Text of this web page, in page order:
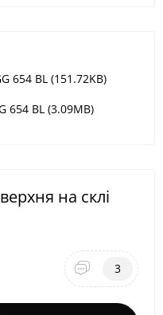
654 BL (151.72KB)
654 BL (3.09MB)
на склі
3